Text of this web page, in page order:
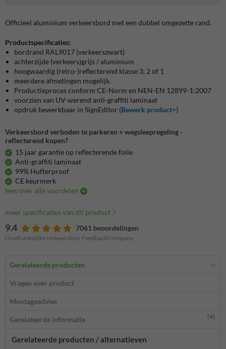
Officieel aluminium verkeersbord met een dubbel omgezette rand.
Productspecificaties:
bordrand RAL9017 (verkeerszwart)
achterzijde (verkeers)grijs / aluminium
hoogwaardig (retro-)reflecterend klasse 3, 2 of 1
meerdere afmetingen mogelijk.
Productieproces conform CE-Norm en NEN-EN 12899-1:2007
voorzien van UV-werend anti-graffiti laminaat
opdruk bewerkbaar in SignEditor (Bewerk product>)
Verkeersbord verboden te parkeren + wegsleepregeling -
reflecterend kopen?
15 jaar garantie op reflecterende folie
Anti-graffiti laminaat
99% Hufterproof
CE keurmerk
lees over alle voordelen
meer specificaties van dit product
9.4 7061 beoordelingen
Onafhankelijke reviews door FeedbackCompany
Gerelateerde producten
Vragen over product
Montageadvies
Gerelateerde informatie (4)
Gerelateerde producten / alternatieven